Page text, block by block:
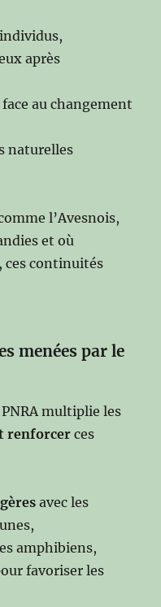
après
face au changement
naturelles
l’Avesnois,
et où
ces continuités
menées par le
multiplie les
renforcerces
avec les
amphibiens,
favoriser les